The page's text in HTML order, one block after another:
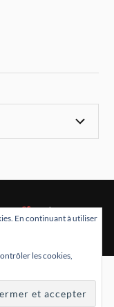
& THÈME PAR
En continuant à utiliser
les cookies,